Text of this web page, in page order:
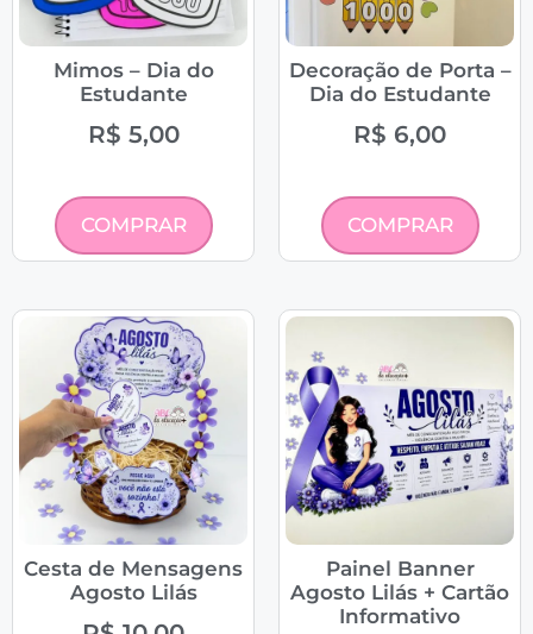
Mimos – Dia do
Estudante
R$ 5,00
COMPRAR
Decoração de Porta –
Dia do Estudante
R$ 6,00
COMPRAR
Cesta de Mensagens
Agosto Lilás
Painel Banner
Agosto Lilás + Cartão
Informativo